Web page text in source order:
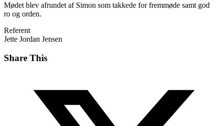
Mødet blev afrundet af Simon som takkede for fremmøde samt god
ro og orden.
Referent
Jette Jordan Jensen
Share This